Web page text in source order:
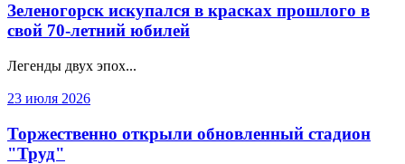
Зеленогорск искупался в красках прошлого в
свой 70-летний юбилей
Легенды двух эпох...
23 июля 2026
Торжественно открыли обновленный стадион
"Труд"